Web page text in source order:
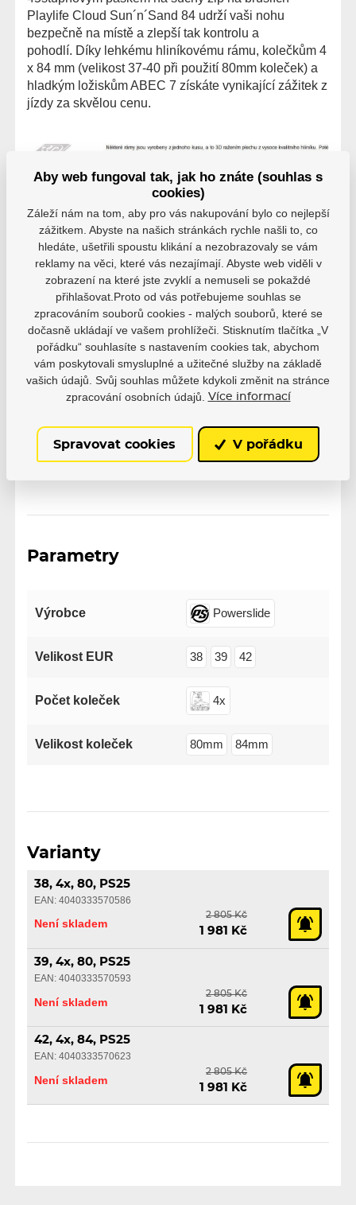
Playlife Cloud Sun´n´Sand 84 udrží vaši nohu
bezpečně na místě a zlepší tak kontrolu a
pohodlí. Díky lehkému hliníkovému rámu, kolečkům 4
x 84 mm (velikost 37-40 při použití 80mm koleček) a
hladkým ložiskům ABEC 7 získáte vynikající zážitek z
jízdy za skvělou cenu.
Hodnocení
Hodnocení pochází od ověřených uživatelů. Hodnotit
produkty mohou pouze registrovaní uživatelé, kteří si
produkt reálně zakoupili.
0 hodnocení 0 uživatelů doporučuje
Parametry
Výrobce Powerslide
Velikost EUR 38 39 42
Počet koleček 4x
Velikost koleček 80mm 84mm
Varianty
38, 4x, 80, PS25
EAN: 4040333570586
Není skladem
2 805 Kč
1 981 Kč
39, 4x, 80, PS25
EAN: 4040333570593
Není skladem
2 805 Kč
1 981 Kč
42, 4x, 84, PS25
EAN: 4040333570623
Není skladem
2 805 Kč
1 981 Kč
Aby web fungoval tak, jak ho znáte (souhlas s
cookies)
Záleží nám na tom, aby pro vás nakupování bylo co nejlepší
zážitkem. Abyste na našich stránkách rychle našli to, co
hledáte, ušetřili spoustu klikání a nezobrazovaly se vám
reklamy na věci, které vás nezajímají. Abyste web viděli v
zobrazení na které jste zvyklí a nemuseli se pokaždé
přihlašovat.Proto od vás potřebujeme souhlas se
zpracováním souborů cookies - malých souborů, které se
dočasně ukládají ve vašem prohlížeči. Stisknutím tlačítka „V
pořádku“ souhlasíte s nastavením cookies tak, abychom
vám poskytovali smysluplné a užitečné služby na základě
vašich údajů. Svůj souhlas můžete kdykoli změnit na stránce
zpracování osobních údajů.
Více informací
Spravovat cookies V pořádku